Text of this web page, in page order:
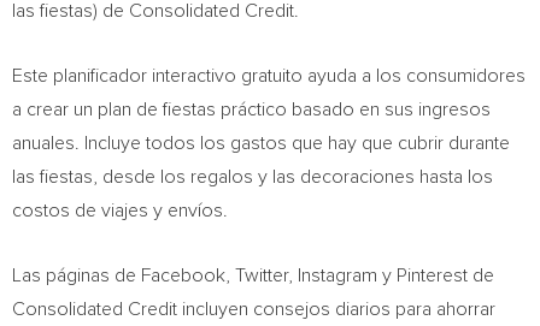
las fiestas) de Consolidated Credit.
Este planificador interactivo gratuito ayuda a los consumidores
a crear un plan de fiestas práctico basado en sus ingresos
anuales. Incluye todos los gastos que hay que cubrir durante
las fiestas, desde los regalos y las decoraciones hasta los
costos de viajes y envíos.
Las páginas de Facebook, Twitter, Instagram y Pinterest de
Consolidated Credit incluyen consejos diarios para ahorrar